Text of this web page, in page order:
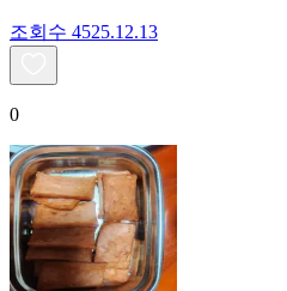
조회수 4525.12.13
0